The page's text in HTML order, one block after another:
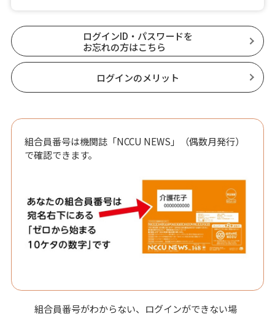
ログインID・パスワードを
お忘れの方はこちら
ログインのメリット
組合員番号は機関誌「NCCU NEWS」（偶数月発行）
で確認できます。
組合員番号がわからない、ログインができない場